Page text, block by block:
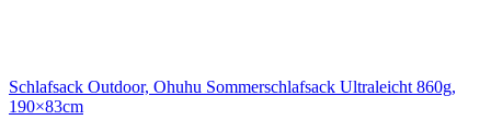
Schlafsack Outdoor, Ohuhu Sommerschlafsack Ultraleicht 860g,
190×83cm